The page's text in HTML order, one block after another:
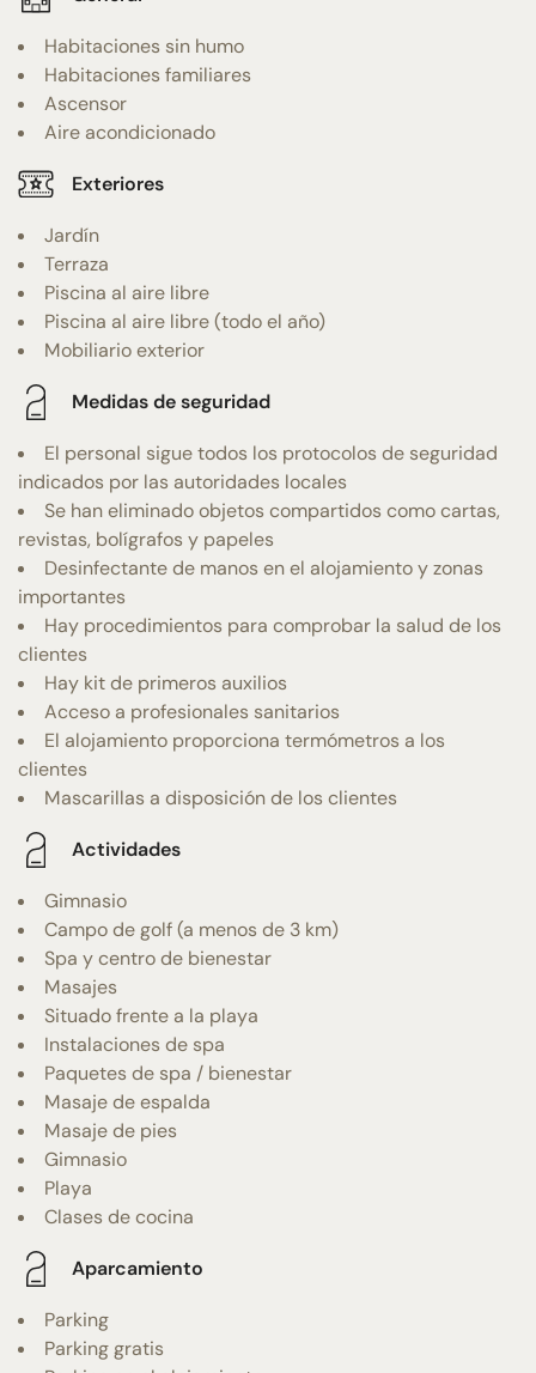
Habitaciones sin humo
Habitaciones familiares
Ascensor
Aire acondicionado
Exteriores
Jardín
Terraza
Piscina al aire libre
Piscina al aire libre (todo el año)
Mobiliario exterior
Medidas de seguridad
El personal sigue todos los protocolos de seguridad
indicados por las autoridades locales
Se han eliminado objetos compartidos como cartas,
revistas, bolígrafos y papeles
Desinfectante de manos en el alojamiento y zonas
importantes
Hay procedimientos para comprobar la salud de los
clientes
Hay kit de primeros auxilios
Acceso a profesionales sanitarios
El alojamiento proporciona termómetros a los
clientes
Mascarillas a disposición de los clientes
Actividades
Gimnasio
Campo de golf (a menos de 3 km)
Spa y centro de bienestar
Masajes
Situado frente a la playa
Instalaciones de spa
Paquetes de spa / bienestar
Masaje de espalda
Masaje de pies
Gimnasio
Playa
Clases de cocina
Aparcamiento
Parking
Parking gratis